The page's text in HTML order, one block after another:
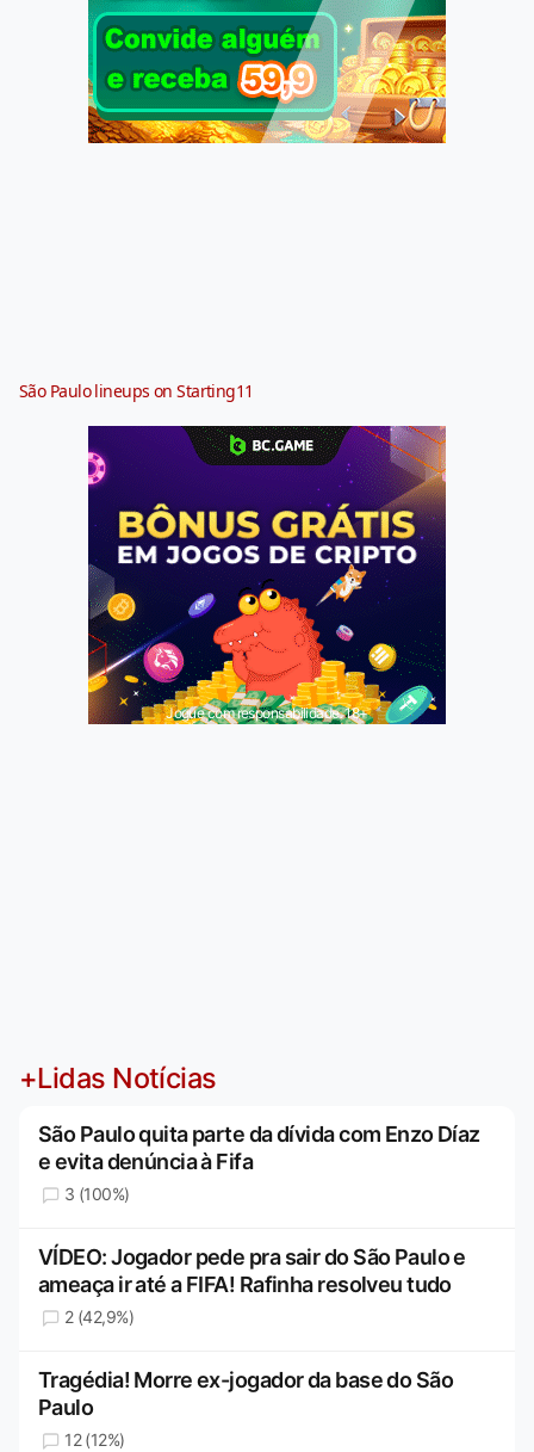
São Paulo lineups on Starting11
Jogue com responsabilidade. 18+
+Lidas Notícias
São Paulo quita parte da dívida com Enzo Díaz
e evita denúncia à Fifa
3 (100%)
VÍDEO: Jogador pede pra sair do São Paulo e
ameaça ir até a FIFA! Rafinha resolveu tudo
2 (42,9%)
Tragédia! Morre ex-jogador da base do São
Paulo
12 (12%)